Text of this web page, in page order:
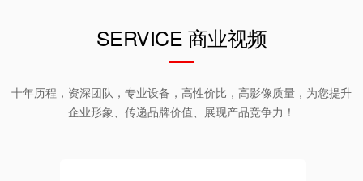
SERVICE 商业视频
十年历程，资深团队，专业设备，高性价比，高影像质量，为您提升
企业形象、传递品牌价值、展现产品竞争力！